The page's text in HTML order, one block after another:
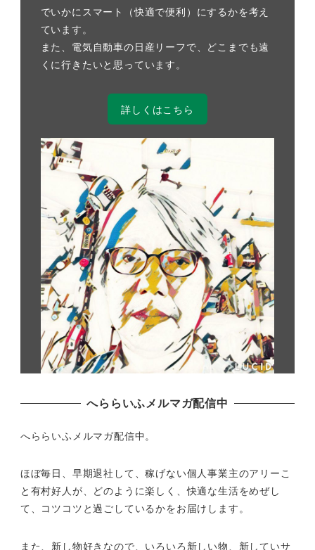
でいかにスマート（快適で便利）にするかを考え
ています。
また、電気自動車の日産リーフで、どこまでも遠
くに行きたいと思っています。
詳しくはこちら
へららいふメルマガ配信中
へららいふメルマガ配信中。
ほぼ毎日、早期退社して、稼げない個人事業主のアリーこ
と有村好人が、どのように楽しく、快適な生活をめぜし
て、 コツコツと過ごしているかをお届けします。
また、新し物好きなので、いろいろ新しい物、 新していサ